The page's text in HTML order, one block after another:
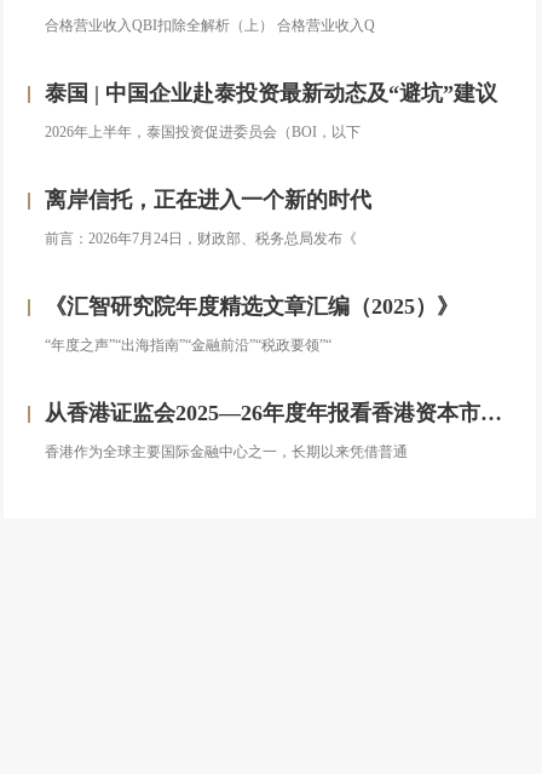
合格营业收入QBI扣除全解析（上） 合格营业收入Q
泰国 | 中国企业赴泰投资最新动态及“避坑”建议
2026年上半年，泰国投资促进委员会（BOI，以下
离岸信托，正在进入一个新的时代
前言：2026年7月24日，财政部、税务总局发布《
《汇智研究院年度精选文章汇编（2025）》
“年度之声”“出海指南”“金融前沿”“税政要领”“
从香港证监会2025—26年度年报看香港资本市场发展的新方向
香港作为全球主要国际金融中心之一，长期以来凭借普通